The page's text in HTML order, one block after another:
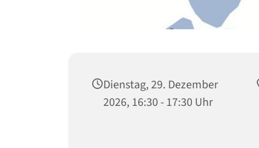
Dienstag, 29. Dezember
2026, 16:30 - 17:30 Uhr